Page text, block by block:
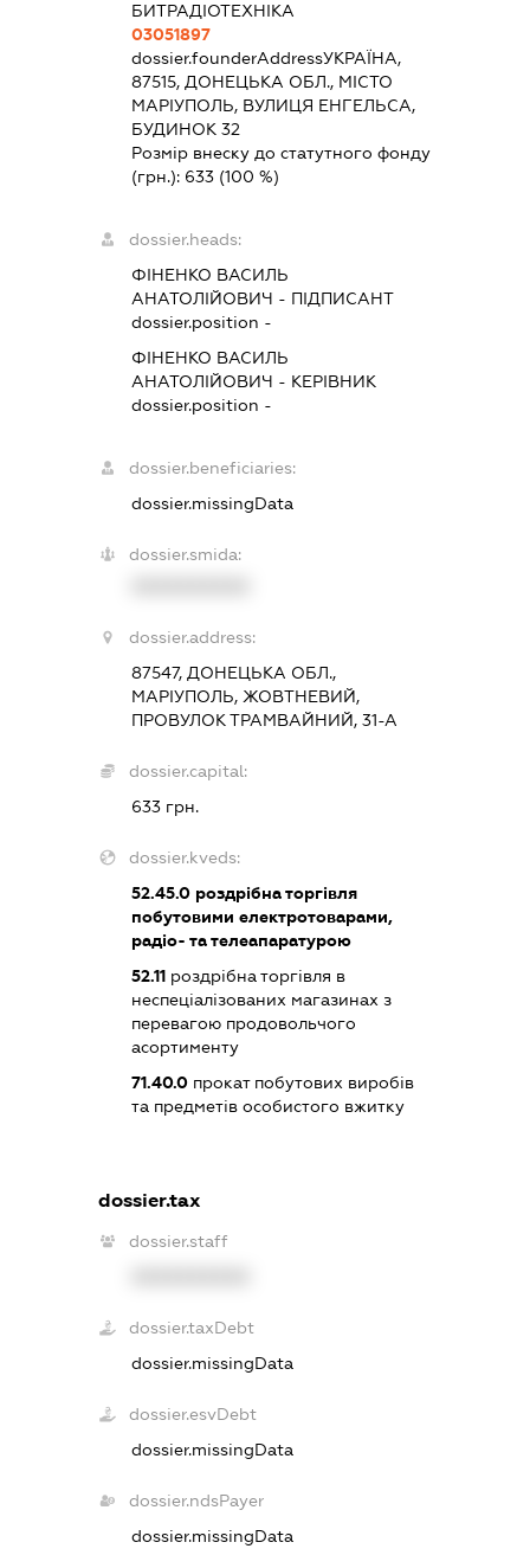
БИТРАДІОТЕХНІКА
03051897
dossier.founderAddressУКРАЇНА,
87515, ДОНЕЦЬКА ОБЛ., МІСТО
МАРІУПОЛЬ, ВУЛИЦЯ ЕНГЕЛЬСА,
БУДИНОК 32
Розмір внеску до статутного фонду
(грн.): 633(100 %)
dossier.heads:
ФІНЕНКО ВАСИЛЬ
АНАТОЛІЙОВИЧ - ПІДПИСАНТ
dossier.position -
ФІНЕНКО ВАСИЛЬ
АНАТОЛІЙОВИЧ - КЕРІВНИК
dossier.position -
dossier.beneficiaries:
dossier.missingData
dossier.smida:
dossier.address:
87547, ДОНЕЦЬКА ОБЛ.,
МАРІУПОЛЬ, ЖОВТНЕВИЙ,
ПРОВУЛОК ТРАМВАЙНИЙ, 31-А
dossier.capital:
633 грн.
dossier.kveds:
52.45.0роздрібна торгівля
побутовими електротоварами,
радіо- та телеапаратурою
52.11роздрібна торгівля в
неспеціалізованих магазинах з
перевагою продовольчого
асортименту
71.40.0прокат побутових виробів
та предметів особистого вжитку
dossier.tax
dossier.staff
dossier.taxDebt
dossier.missingData
dossier.esvDebt
dossier.missingData
dossier.ndsPayer
dossier.missingData